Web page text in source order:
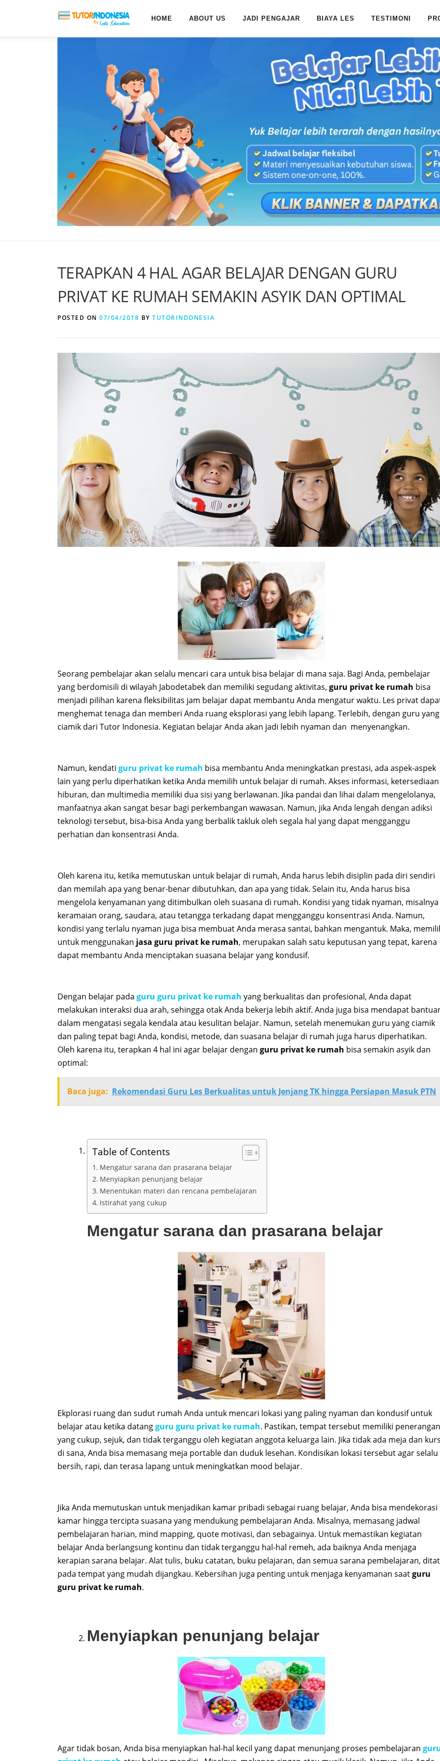
HOME ABOUT US JADI PENGAJAR BIAYA LES TESTIMONI
TERAPKAN 4 HAL AGAR BELAJAR DENGAN GURU
PRIVAT KE RUMAH SEMAKIN ASYIK DAN OPTIMAL
POSTED ON 07/04/2018 BY TUTORINDONESIA
Seorang pembelajar akan selalu mencari cara untuk bisa belajar di mana saja. Bagi Anda, pembelajar
yang berdomisili di wilayah Jabodetabek dan memiliki segudang aktivitas, guru privat ke rumah bisa
menjadi pilihan karena fleksibilitas jam belajar dapat membantu Anda mengatur waktu. Les privat
menghemat tenaga dan memberi Anda ruang eksplorasi yang lebih lapang. Terlebih, dengan guru yang
ciamik dari Tutor Indonesia. Kegiatan belajar Anda akan jadi lebih nyaman dan menyenangkan.
Namun, kendati guru privat ke rumah bisa membantu Anda meningkatkan prestasi, ada aspek-aspek
lain yang perlu diperhatikan ketika Anda memilih untuk belajar di rumah. Akses informasi, ketersediaan
hiburan, dan multimedia memiliki dua sisi yang berlawanan. Jika pandai dan lihai dalam mengelolanya,
manfaatnya akan sangat besar bagi perkembangan wawasan. Namun, jika Anda lengah dengan adiksi
teknologi tersebut, bisa-bisa Anda yang berbalik takluk oleh segala hal yang dapat mengganggu
perhatian dan konsentrasi Anda.
Oleh karena itu, ketika memutuskan untuk belajar di rumah, Anda harus lebih disiplin pada diri sendiri
dan memilah apa yang benar-benar dibutuhkan, dan apa yang tidak. Selain itu, Anda harus bisa
mengelola kenyamanan yang ditimbulkan oleh suasana di rumah. Kondisi yang tidak nyaman, misalnya
keramaian orang, saudara, atau tetangga terkadang dapat mengganggu konsentrasi Anda. Namun,
kondisi yang terlalu nyaman juga bisa membuat Anda merasa santai, bahkan mengantuk. Maka,
untuk menggunakan jasa guru privat ke rumah, merupakan salah satu keputusan yang tepat, karena
dapat membantu Anda menciptakan suasana belajar yang kondusif.
Dengan belajar pada guru guru privat ke rumah yang berkualitas dan profesional, Anda dapat
melakukan interaksi dua arah, sehingga otak Anda bekerja lebih aktif. Anda juga bisa mendapat
dalam mengatasi segala kendala atau kesulitan belajar. Namun, setelah menemukan guru yang ciamik
dan paling tepat bagi Anda, kondisi, metode, dan suasana belajar di rumah juga harus diperhatikan.
Oleh karena itu, terapkan 4 hal ini agar belajar dengan guru privat ke rumah bisa semakin asyik dan
optimal:
Baca juga: Rekomendasi Guru Les Berkualitas untuk Jenjang TK hingga Persiapan Masuk PTN
Table of Contents
Mengatur sarana dan prasarana belajar
Menyiapkan penunjang belajar
Menentukan materi dan rencana pembelajaran
Istirahat yang cukup
Mengatur sarana dan prasarana belajar
Ekplorasi ruang dan sudut rumah Anda untuk mencari lokasi yang paling nyaman dan kondusif untuk
belajar atau ketika datangguru guru privat ke rumah. Pastikan, tempat tersebut memiliki penerangan
yang cukup, sejuk, dan tidak terganggu oleh kegiatan anggota keluarga lain. Jika tidak ada meja dan
di sana, Anda bisa memasang meja portable dan duduk lesehan. Kondisikan lokasi tersebut agar selalu
bersih, rapi, dan terasa lapang untuk meningkatkan mood belajar.
Jika Anda memutuskan untuk menjadikan kamar pribadi sebagai ruang belajar, Anda bisa mendekorasi
kamar hingga tercipta suasana yang mendukung pembelajaran Anda. Misalnya, memasang jadwal
pembelajaran harian, mind mapping, quote motivasi, dan sebagainya. Untuk memastikan kegiatan
belajar Anda berlangsung kontinu dan tidak terganggu hal-hal remeh, ada baiknya Anda menjaga
kerapian sarana belajar. Alat tulis, buku catatan, buku pelajaran, dan semua sarana pembelajaran,
pada tempat yang mudah dijangkau. Kebersihan juga penting untuk menjaga kenyamanan saatguru
guru privat ke rumah.
Menyiapkan penunjang belajar
Agar tidak bosan, Anda bisa menyiapkan hal-hal kecil yang dapat menunjang proses pembelajaran